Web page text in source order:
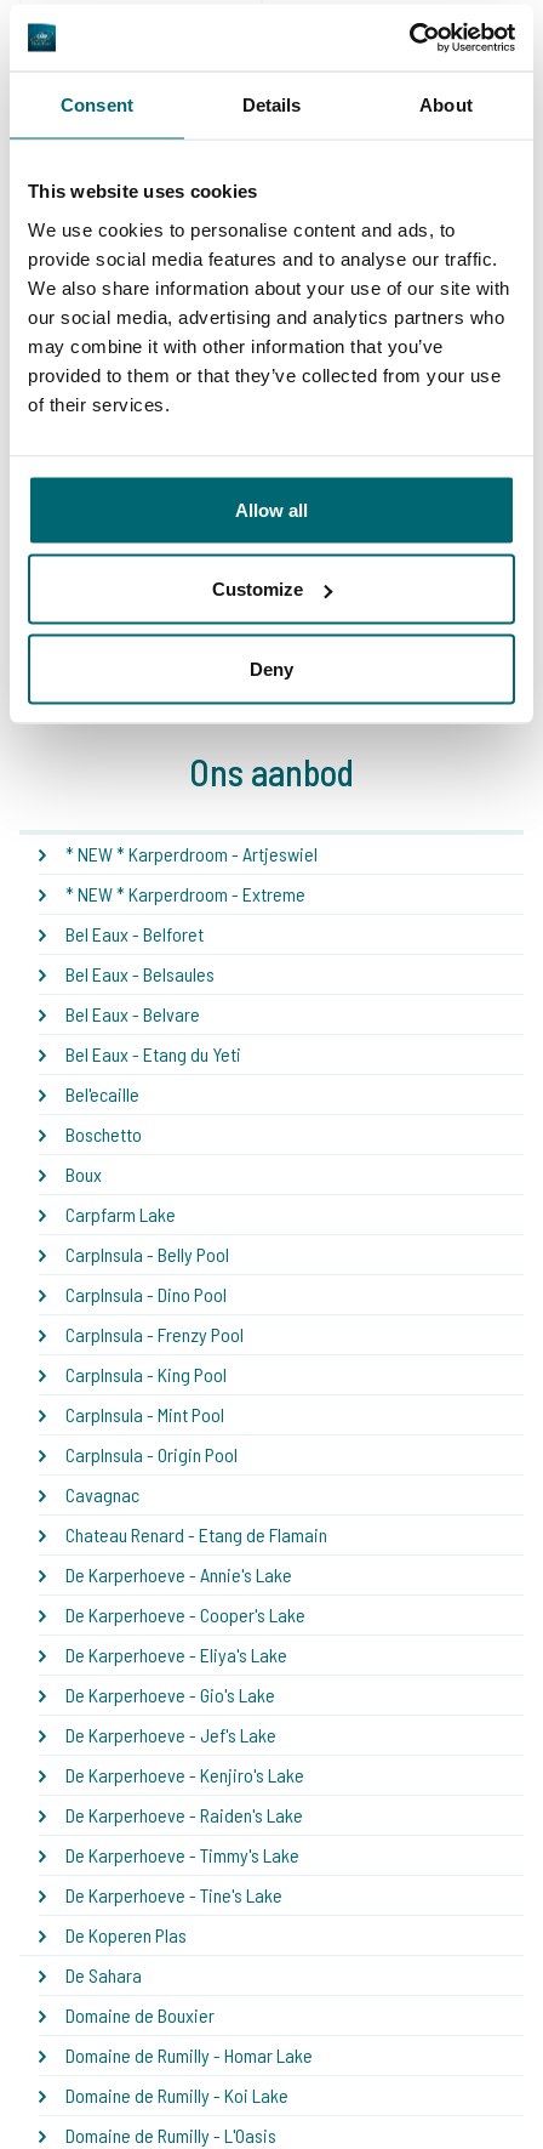
Consent Details About
This website uses cookies
We use cookies to personalise content and ads, to
provide social media features and to analyse our traffic.
We also share information about your use of our site with
our social media, advertising and analytics partners who
may combine it with other information that you’ve
provided to them or that they’ve collected from your use
of their services.
Allow all
Customize
Deny
vissers geholpen
Deze karpermerken gingen u al
voor!
1 2 3 4 5 6 7 8
Ons aanbod
* NEW * Karperdroom - Artjeswiel
* NEW * Karperdroom - Extreme
Bel Eaux - Belforet
Bel Eaux - Belsaules
Bel Eaux - Belvare
Bel Eaux - Etang du Yeti
Bel'ecaille
Boschetto
Boux
Carpfarm Lake
CarpInsula - Belly Pool
CarpInsula - Dino Pool
CarpInsula - Frenzy Pool
CarpInsula - King Pool
CarpInsula - Mint Pool
CarpInsula - Origin Pool
Cavagnac
Chateau Renard - Etang de Flamain
De Karperhoeve - Annie's Lake
De Karperhoeve - Cooper's Lake
De Karperhoeve - Eliya's Lake
De Karperhoeve - Gio's Lake
De Karperhoeve - Jef's Lake
De Karperhoeve - Kenjiro's Lake
De Karperhoeve - Raiden's Lake
De Karperhoeve - Timmy's Lake
De Karperhoeve - Tine's Lake
De Koperen Plas
De Sahara
Domaine de Bouxier
Domaine de Rumilly - Homar Lake
Domaine de Rumilly - Koi Lake
Domaine de Rumilly - L'Oasis